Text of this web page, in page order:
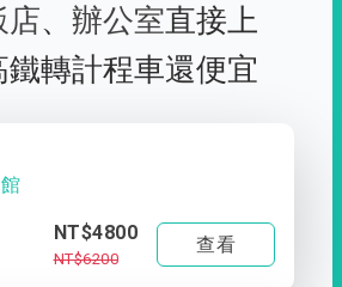
店、 辦公室直接上
鐵轉計程車還便宜
NT$4800
NT$6200
查看